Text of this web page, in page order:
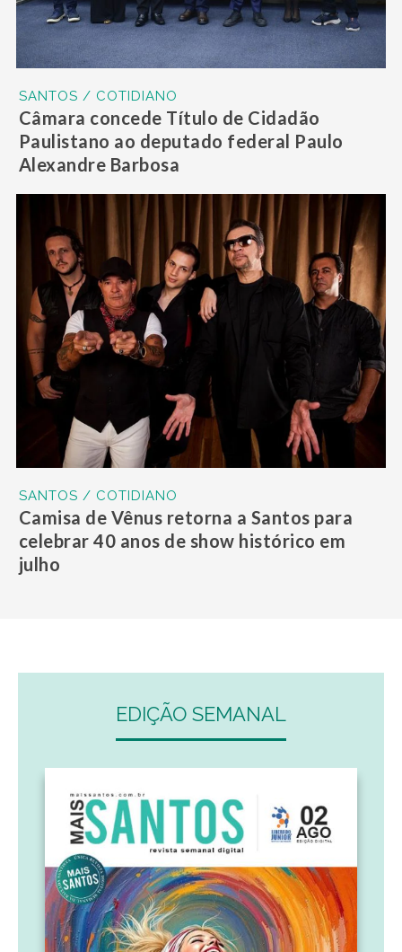
SANTOS / COTIDIANO
Câmara concede Título de Cidadão
Paulistano ao deputado federal Paulo
Alexandre Barbosa
SANTOS / COTIDIANO
Camisa de Vênus retorna a Santos para
celebrar 40 anos de show histórico em
julho
EDIÇÃO SEMANAL